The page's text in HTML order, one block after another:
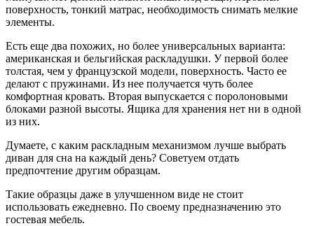
поверхность, тонкий матрас, необходимость снимать мелкие
элементы.
Есть еще два похожих, но более универсальных варианта:
американская и бельгийская раскладушки. У первой более
толстая, чем у французской модели, поверхность. Часто ее
делают с пружинами. Из нее получается чуть более
комфортная кровать. Вторая выпускается с поролоновыми
блоками разной высоты. Ящика для хранения нет ни в одной
из них.
Думаете, с каким раскладным механизмом лучше выбрать
диван для сна на каждый день? Советуем отдать
предпочтение другим образцам.
Такие образцы даже в улучшенном виде не стоит
использовать ежедневно. По своему предназначению это
гостевая мебель.